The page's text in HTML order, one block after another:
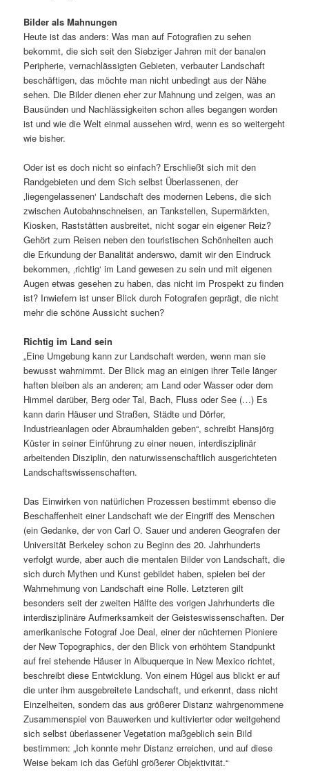
Bilder als Mahnungen
Heute ist das anders: Was man auf Fotografien zu sehen
bekommt, die sich seit den Siebziger Jahren mit der banalen
Peripherie, vernachlässigten Gebieten, verbauter Landschaft
beschäftigen, das möchte man nicht unbedingt aus der Nähe
sehen. Die Bilder dienen eher zur Mahnung und zeigen, was an
Bausünden und Nachlässigkeiten schon alles begangen worden
ist und wie die Welt einmal aussehen wird, wenn es so weitergeht
wie bisher.
Oder ist es doch nicht so einfach? Erschließt sich mit den
Randgebieten und dem Sich selbst Überlassenen, der
‚liegengelassenen‘ Landschaft des modernen Lebens, die sich
zwischen Autobahnschneisen, an Tankstellen, Supermärkten,
Kiosken, Raststätten ausbreitet, nicht sogar ein eigener Reiz?
Gehört zum Reisen neben den touristischen Schönheiten auch
die Erkundung der Banalität anderswo, damit wir den Eindruck
bekommen, ‚richtig‘ im Land gewesen zu sein und mit eigenen
Augen etwas gesehen zu haben, das nicht im Prospekt zu finden
ist? Inwiefern ist unser Blick durch Fotografen geprägt, die nicht
mehr die schöne Aussicht suchen?
Richtig im Land sein
„Eine Umgebung kann zur Landschaft werden, wenn man sie
bewusst wahrnimmt. Der Blick mag an einigen ihrer Teile länger
haften bleiben als an anderen; am Land oder Wasser oder dem
Himmel darüber, Berg oder Tal, Bach, Fluss oder See (…) Es
kann darin Häuser und Straßen, Städte und Dörfer,
Industrieanlagen oder Abraumhalden geben“, schreibt Hansjörg
Küster in seiner Einführung zu einer neuen, interdisziplinär
arbeitenden Disziplin, den naturwissenschaftlich ausgerichteten
Landschaftswissenschaften.
Das Einwirken von natürlichen Prozessen bestimmt ebenso die
Beschaffenheit einer Landschaft wie der Eingriff des Menschen
(ein Gedanke, der von Carl O. Sauer und anderen Geografen der
Universität Berkeley schon zu Beginn des 20. Jahrhunderts
verfolgt wurde, aber auch die mentalen Bilder von Landschaft, die
sich durch Mythen und Kunst gebildet haben, spielen bei der
Wahrnehmung von Landschaft eine Rolle. Letzteren gilt
besonders seit der zweiten Hälfte des vorigen Jahrhunderts die
interdisziplinäre Aufmerksamkeit der Geisteswissenschaften. Der
amerikanische Fotograf Joe Deal, einer der nüchternen Pioniere
der New Topographics, der den Blick von erhöhtem Standpunkt
auf frei stehende Häuser in Albuquerque in New Mexico richtet,
beschreibt diese Entwicklung. Von einem Hügel aus blickt er auf
die unter ihm ausgebreitete Landschaft, und erkennt, dass nicht
Einzelheiten, sondern das aus größerer Distanz wahrgenommene
Zusammenspiel von Bauwerken und kultivierter oder weitgehend
sich selbst überlassener Vegetation maßgeblich sein Bild
bestimmen: „Ich konnte mehr Distanz erreichen, und auf diese
Weise bekam ich das Gefühl größerer Objektivität.“